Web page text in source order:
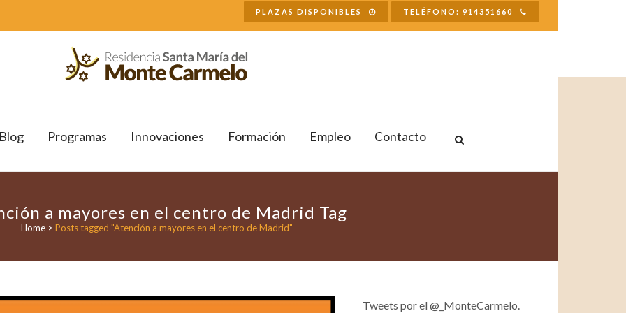
PLAZAS DISPONIBLES TELÉFONO: 914351660
Blog Programas Innovaciones Formación Empleo Contacto
a mayores en el centro de Madrid Tag
Home> Posts tagged "Atención a mayores en el centro de Madrid"
Tweets por el @_MonteCarmelo.